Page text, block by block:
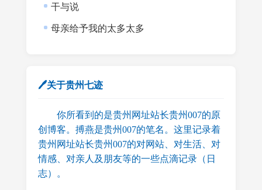
干与说
母亲给予我的太多太多
🖊关于贵州七迹
你所看到的是贵州网址站长贵州007的原
创博客。搏燕是贵州007的笔名。这里记录着
贵州网址站长贵州007的对网站、对生活、对
情感、对亲人及朋友等的一些点滴记录（日
志）。